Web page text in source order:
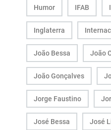
Humor IFAB
Inglaterra
João Bessa João
João Gonçalves
Jorge Faustino
José Bessa José